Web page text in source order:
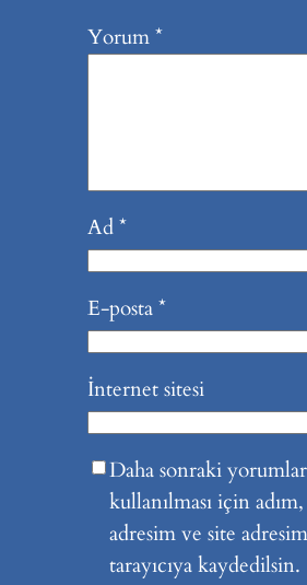
Yorum*
Ad*
E-posta*
İnternet sitesi
Daha sonraki
kullanılması için
adresim ve site
tarayıcıya kaydedilsin.